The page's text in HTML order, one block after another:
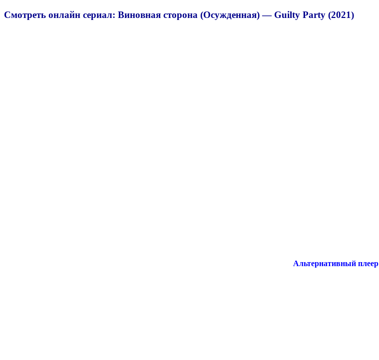
Смотреть онлайн сериал: Виновная сторона (Осужденная) — Guilty Party (2021)
Альтернативный плеер